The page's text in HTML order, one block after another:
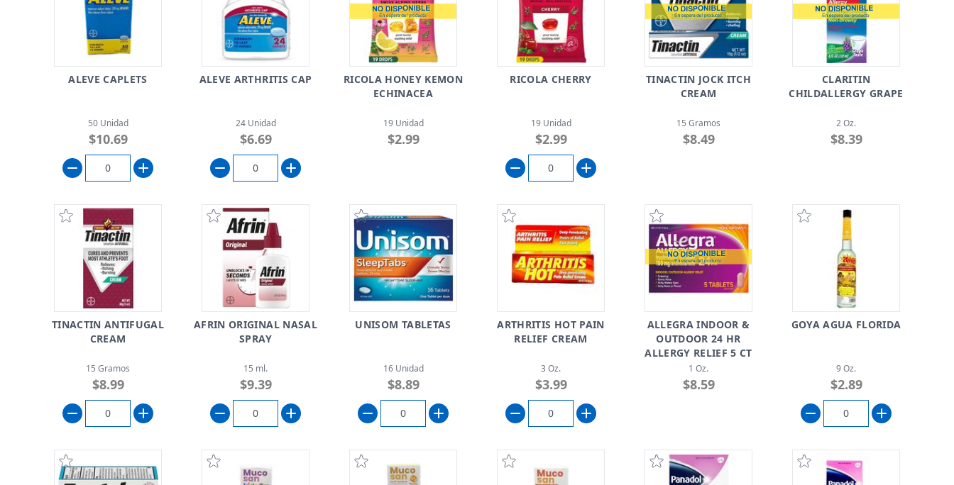
ALEVE CAPLETS
50 Unidad
$10.69
ALEVE ARTHRITIS CAP
24 Unidad
$6.69
RICOLA HONEY KEMON
ECHINACEA
19 Unidad
$2.99
RICOLA CHERRY
19 Unidad
$2.99
TINACTIN JOCK ITCH
CREAM
15 Gramos
$8.49
CLARITIN
CHILDALLERGY GRAPE
2 Oz.
$8.39
TINACTIN ANTIFUGAL
CREAM
15 Gramos
$8.99
AFRIN ORIGINAL NASAL
SPRAY
15 ml.
$9.39
UNISOM TABLETAS
16 Unidad
$8.89
ARTHRITIS HOT PAIN
RELIEF CREAM
3 Oz.
$3.99
ALLEGRA INDOOR &
OUTDOOR 24 HR
ALLERGY RELIEF 5 CT
1 Oz.
$8.59
GOYA AGUA FLORIDA
9 Oz.
$2.89